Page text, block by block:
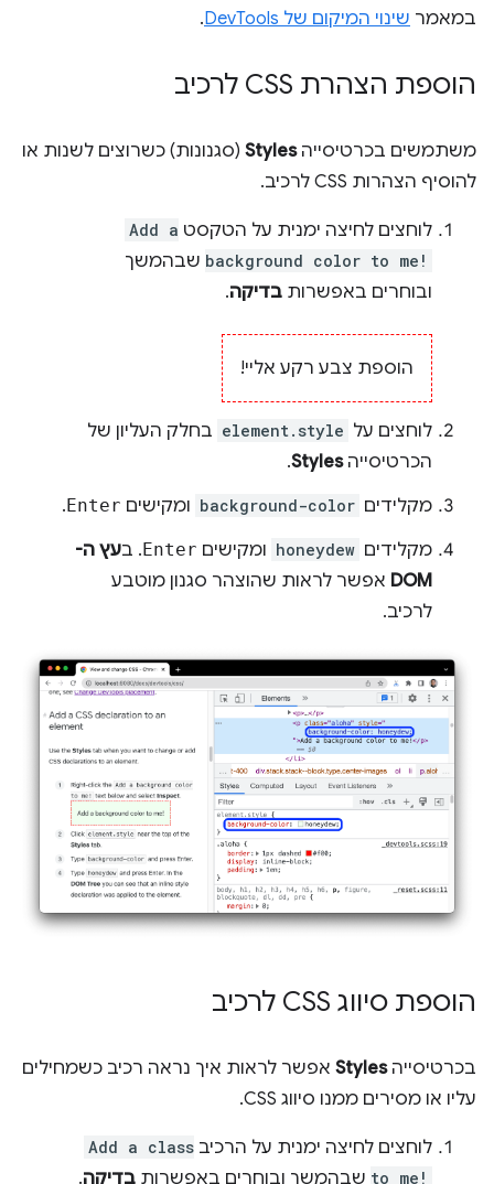
במאמר שינוי המיקום של DevTools .
הוספת הצהרת CSS לרכיב
משתמשים בכרטיסייהStyles (סגנונות) כשרוצים לשנות או
להוסיף הצהרות CSS לרכיב.
לוחצים לחיצה ימנית על הטקסט Add a
background color to me! שבהמשך
ובוחרים באפשרות בדיקה.
הוספת צבע רקע אליי!
לוחצים על element.style בחלק העליון של
הכרטיסייהStyles
.
מקלידים background-color ומקישים Enter
.
מקלידים honeydew ומקישים Enter. בעץ ה-
DOM אפשר לראות שהוצהר סגנון מוטבע
לרכיב.
הוספת סיווג CSS לרכיב
בכרטיסייהStyles אפשר לראות איך נראה רכיב כשמחילים
עליו או מסירים ממנו סיווג CSS.
לוחצים לחיצה ימנית על הרכיב Add a class
to me! שבהמשך ובוחרים באפשרות בדיקה.